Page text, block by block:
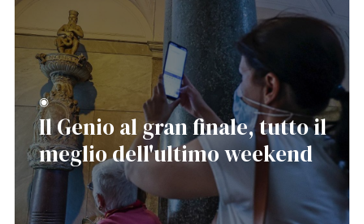
◉
Il Genio al gran finale, tutto il
meglio dell'ultimo weekend